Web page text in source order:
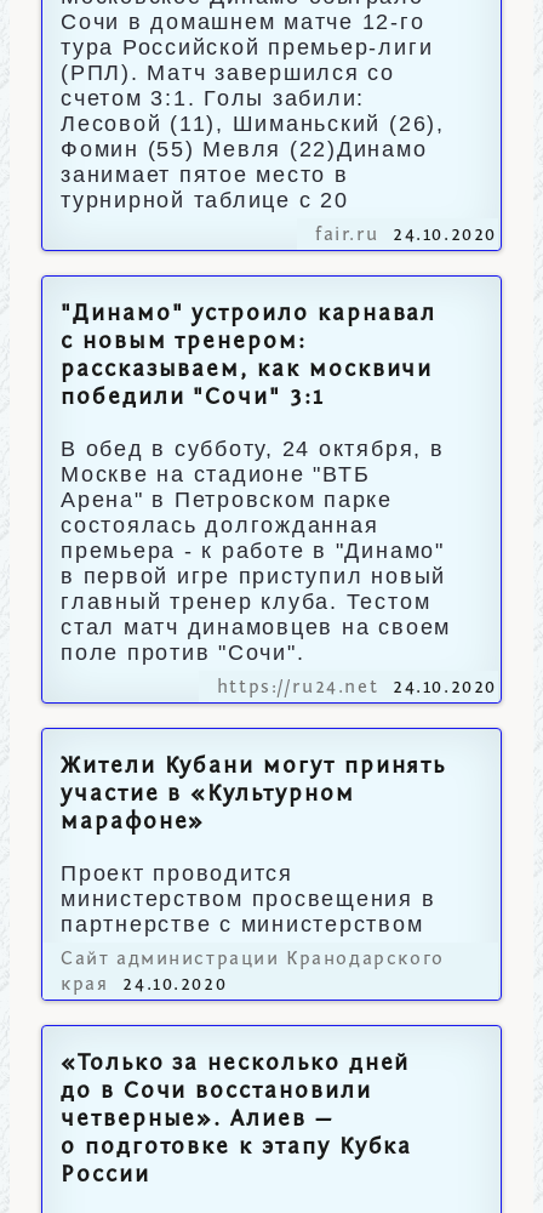
Сочи в домашнем матче 12-го
тура Российской премьер-лиги
(РПЛ). Матч завершился со
счетом 3:1. Голы забили:
Лесовой (11), Шиманьский (26),
Фомин (55) Мевля (22)Динамо
занимает пятое место в
турнирной таблице с 20
fair.ru 24.10.2020
"Динамо" устроило карнавал
с новым тренером:
рассказываем, как москвичи
победили "Сочи" 3:1
В обед в субботу, 24 октября, в
Москве на стадионе "ВТБ
Арена" в Петровском парке
состоялась долгожданная
премьера - к работе в "Динамо"
в первой игре приступил новый
главный тренер клуба. Тестом
стал матч динамовцев на своем
поле против "Сочи".
https://ru24.net 24.10.2020
Жители Кубани могут принять
участие в «Культурном
марафоне»
Проект проводится
министерством просвещения в
партнерстве с министерством
культуры.
Сайт администрации Кранодарского
края
24.10.2020
«Только за несколько дней
до в Сочи восстановили
четверные». Алиев —
о подготовке к этапу Кубка
России